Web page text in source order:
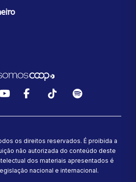
os direitos reservados. É proibida a
não autorizada do conteúdo deste
dos materiais apresentados é
nacional e internacional.